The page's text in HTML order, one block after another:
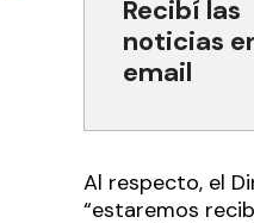
Recibí las
noticias
email
Al respecto, el
“estaremos